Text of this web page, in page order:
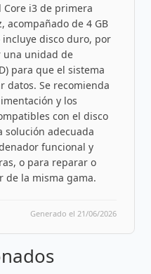
i3 de primera
acompañado de 4 GB
incluye disco duro, por
una unidad de
para que el sistema
datos. Se recomienda
y los
con el disco
solución adecuada
funcional y
o para reparar o
de la misma gama.
Generado el 21/06/2026